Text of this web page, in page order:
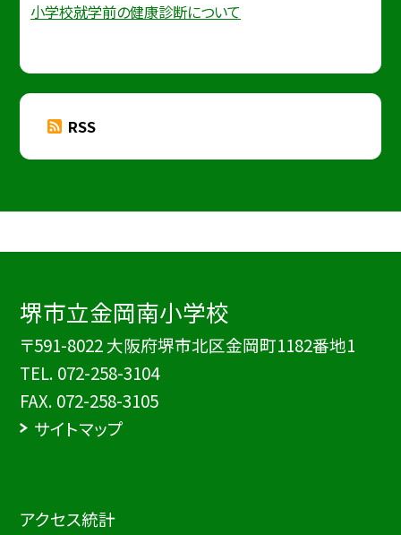
小学校就学前の健康診断について
RSS
堺市立金岡南小学校
〒591-8022 大阪府堺市北区金岡町1182番地1
TEL. 072-258-3104
FAX. 072-258-3105
サイトマップ
アクセス統計